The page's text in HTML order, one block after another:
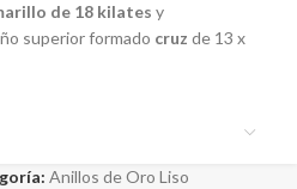
de 18 kilates y
superior formado cruz de 13 x
Anillos de Oro Liso